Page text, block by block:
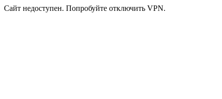
Сайт недоступен. Попробуйте отключить VPN.